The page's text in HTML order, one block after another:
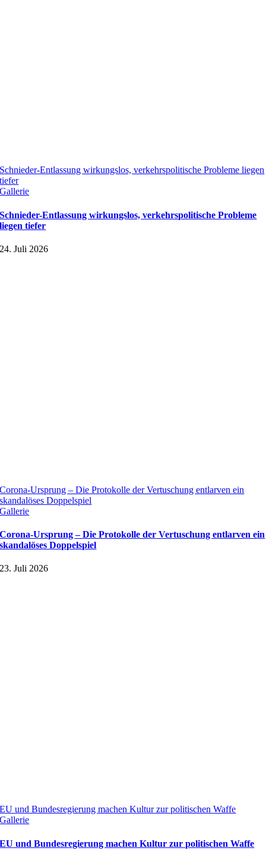
Schnieder-Entlassung wirkungslos, verkehrspolitische Probleme liegen
tiefer
Gallerie
Schnieder-Entlassung wirkungslos, verkehrspolitische Probleme
liegen tiefer
24. Juli 2026
Corona-Ursprung – Die Protokolle der Vertuschung entlarven ein
skandalöses Doppelspiel
Gallerie
Corona-Ursprung – Die Protokolle der Vertuschung entlarven ein
skandalöses Doppelspiel
23. Juli 2026
EU und Bundesregierung machen Kultur zur politischen Waffe
Gallerie
EU und Bundesregierung machen Kultur zur politischen Waffe